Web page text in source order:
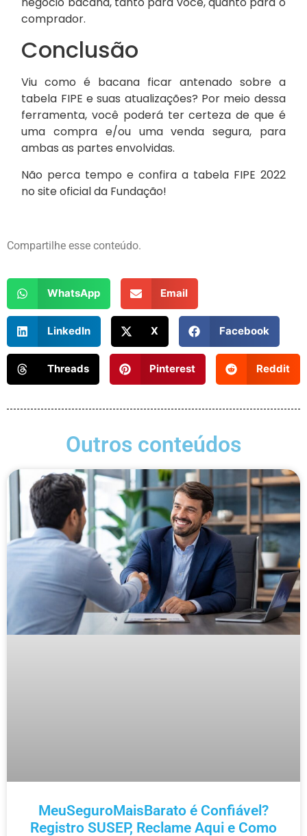
comprador.
Conclusão
Viu como é bacana ficar antenado sobre a
tabela FIPE e suas atualizações? Por meio dessa
ferramenta, você poderá ter certeza de que é
uma compra e/ou uma venda segura, para
ambas as partes envolvidas.
Não perca tempo e confira a tabela FIPE 2022
no site oficial da Fundação!
Compartilhe esse conteúdo.
WhatsApp Email
LinkedIn X Facebook
Threads Pinterest Reddit
Outros conteúdos
MeuSeguroMaisBarato é Confiável?
Registro SUSEP, Reclame Aqui e Como